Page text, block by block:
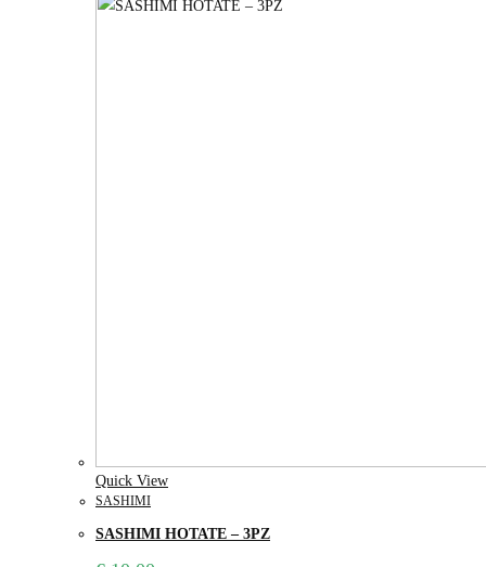
Quick View
SASHIMI
SASHIMI HOTATE – 3PZ